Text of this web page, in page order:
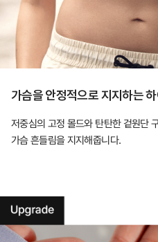
가슴을 안정적으로 지지하는
저중심의 고정 몰드와 탄탄한 겉원단
가슴 흔들림을 지지해줍니다.